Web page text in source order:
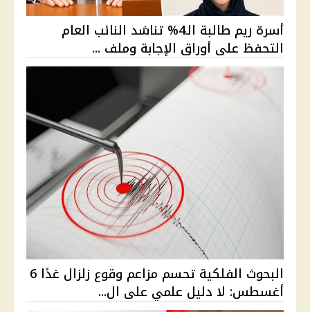
أسرة ريم طالبة الـ4% تناشد النائب العام
التحفظ على أوراق الإجابة وملف ...
البحوث الفلكية تحسم مزاعم وقوع زلزال غدًا 6
أغسطس: لا دليل علمي على ال...